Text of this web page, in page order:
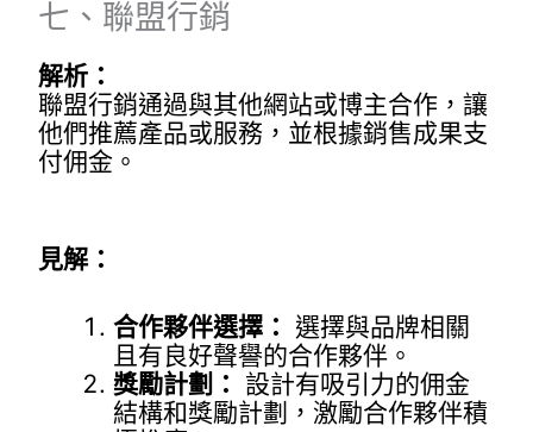
七、聯盟行銷
解析：
聯盟行銷通過與其他網站或博主合作，讓
他們推薦產品或服務，並根據銷售成果支
付佣金。
見解：
合作夥伴選擇： 選擇與品牌相關
且有良好聲譽的合作夥伴。
獎勵計劃： 設計有吸引力的佣金
結構和獎勵計劃，激勵合作夥伴積